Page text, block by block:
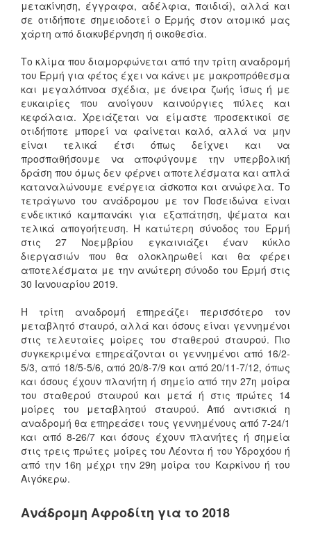
μετακίνηση, έγγραφα, αδέλφια, παιδιά), αλλά και
σε οτιδήποτε σημειοδοτεί ο Ερμής στον ατομικό μας
χάρτη από διακυβέρνηση ή οικοθεσία.
Το κλίμα που διαμορφώνεται από την τρίτη αναδρομή
του Ερμή για φέτος έχει να κάνει με μακροπρόθεσμα
και μεγαλόπνοα σχέδια, με όνειρα ζωής ίσως ή με
ευκαιρίες που ανοίγουν καινούργιες πύλες και
κεφάλαια. Χρειάζεται να είμαστε προσεκτικοί σε
οτιδήποτε μπορεί να φαίνεται καλό, αλλά να μην
είναι τελικά έτσι όπως δείχνει και να
προσπαθήσουμε να αποφύγουμε την υπερβολική
δράση που όμως δεν φέρνει αποτελέσματα και απλά
καταναλώνουμε ενέργεια άσκοπα και ανώφελα. Το
τετράγωνο του ανάδρομου με τον Ποσειδώνα είναι
ενδεικτικό καμπανάκι για εξαπάτηση, ψέματα και
τελικά απογοήτευση. Η κατώτερη σύνοδος του Ερμή
στις 27 Νοεμβρίου εγκαινιάζει έναν κύκλο
διεργασιών που θα ολοκληρωθεί και θα φέρει
αποτελέσματα με την ανώτερη σύνοδο του Ερμή στις
30 Ιανουαρίου 2019.
Η τρίτη αναδρομή επηρεάζει περισσότερο τον
μεταβλητό σταυρό, αλλά και όσους είναι γεννημένοι
στις τελευταίες μοίρες του σταθερού σταυρού. Πιο
συγκεκριμένα επηρεάζονται οι γεννημένοι από 16/2-
5/3, από 18/5-5/6, από 20/8-7/9 και από 20/11-7/12, όπως
και όσους έχουν πλανήτη ή σημείο από την 27η μοίρα
του σταθερού σταυρού και μετά ή στις πρώτες 14
μοίρες του μεταβλητού σταυρού. Από αντισκιά η
αναδρομή θα επηρεάσει τους γεννημένους από 7-24/1
και από 8-26/7 και όσους έχουν πλανήτες ή σημεία
στις τρεις πρώτες μοίρες του Λέοντα ή του Υδροχόου ή
από την 16η μέχρι την 29η μοίρα του Καρκίνου ή του
Αιγόκερω.
Ανάδρομη Αφροδίτη για το 2018